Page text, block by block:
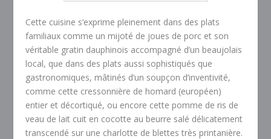
Cette cuisine s’exprime pleinement dans des plats
familiaux comme un mijoté de joues de porc et son
véritable gratin dauphinois accompagné d’un beaujolais
local, que dans des plats aussi sophistiqués que
gastronomiques, mâtinés d’un soupçon d’inventivité,
comme cette cressonnière de homard (européen)
entier et décortiqué, ou encore cette pomme de ris de
veau de lait cuit en cocotte au beurre salé délicatement
transcendé sur une charlotte de blettes très printanière.